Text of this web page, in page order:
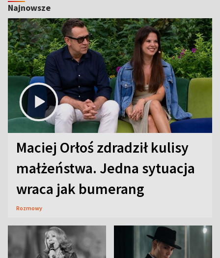
Najnowsze
Maciej Orłoś zdradził kulisy
małżeństwa. Jedna sytuacja
wraca jak bumerang
Rozmowy